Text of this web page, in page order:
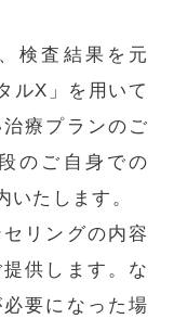
検査結果を元
ルX」を用いて
療プランのご
のご自身での
いたします。
リングの内容
供します。な
要になった場